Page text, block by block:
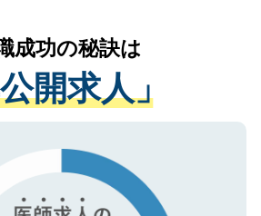
報の取り扱いについての厳密な
満たした事業者のみに付与され
バシーマークを取得済みです。
持に関してもご安心ください。
、現在の医療機関の状況や紹介
えながら、適切なアドバイスを
だきます。すぐにご転職をされ
、長期的なサポートが可能です
ご登録ください。
成功の秘訣は
開求人」